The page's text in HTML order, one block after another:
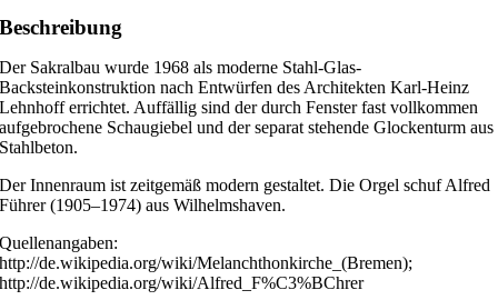
Beschreibung
Der Sakralbau wurde 1968 als moderne Stahl-Glas-
Backsteinkonstruktion nach Entwürfen des Architekten Karl-Heinz
Lehnhoff errichtet. Auffällig sind der durch Fenster fast vollkommen
aufgebrochene Schaugiebel und der separat stehende Glockenturm aus
Stahlbeton.
Der Innenraum ist zeitgemäß modern gestaltet. Die Orgel schuf Alfred
Führer (1905–1974) aus Wilhelmshaven.
Quellenangaben:
http://de.wikipedia.org/wiki/Melanchthonkirche_(Bremen);
http://de.wikipedia.org/wiki/Alfred_F%C3%BChrer